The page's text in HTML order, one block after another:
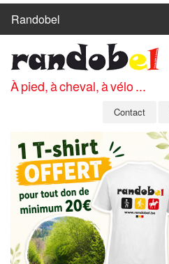
Randobel
CIRCUITS
CLUBS
MEMBRES
SE CONNECTER
INSCRIPTION GRATUITE
MOT DE PASSE OUBLIÉ
À pied, à cheval, à vélo ...
Contact